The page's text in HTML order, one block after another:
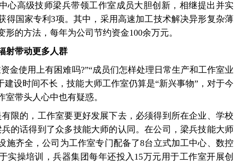
心高级技师梁兵带领工作室成员大胆创新，相继提出并实
得国家专利3项。其中，采用高速加工技术解决异形复杂薄
形的方法，每年为公司节约资金100余万元。
带动更多人群
使用上有困难吗?”“成员们怎样处理日常生产和工作室业
建设时间不长，技能大师工作室仍算是“新兴事物”，对于今
室带头人心中也有疑惑。
的，工作室要更好发展下去，必须得到所在企业、学校
的话得到了众多技能大师的认同。在公司，梁兵技能大师
施齐全，公司为工作室专门配备了8台立式加工中心、数控
实操培训，兵器集团每年还投入15万元用于工作室开展创